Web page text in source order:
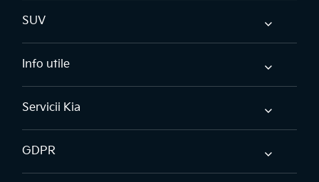
SUV
Info utile
Servicii Kia
GDPR